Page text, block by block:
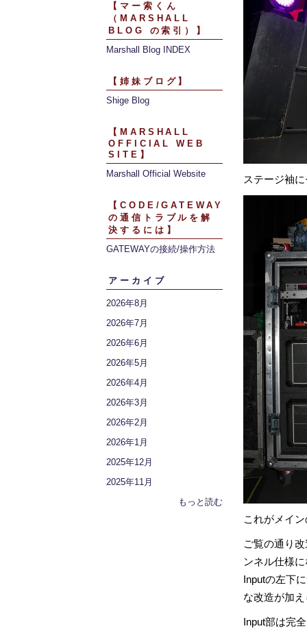
【マー索くん
（MARSHALL
BLOG の索引）】
Marshall Blog INDEX
【姉妹ブログ】
Shige Blog
【MARSHALL
OFFICIAL WEB
SITE】
Marshall Official Website
【CODE/GATEWAY
の通信トラブルを解
決するには】
GATEWAYの接続/操作方法
アーカイブ
2026年8月
2026年7月
2026年6月
2026年5月
2026年4月
2026年3月
2026年2月
2026年1月
2025年12月
2025年11月
もっと読む
ステージ袖
これがメイ
ご覧の通り
ンネル仕様
Inputの左下
な改造が加
Input部は完